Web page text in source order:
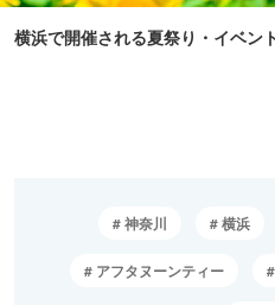
横浜で開催される夏祭り・イベン
神奈川 横浜
アフタヌーンティー